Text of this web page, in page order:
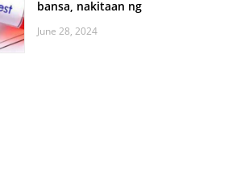
bansa, nakitaan ng
June 28, 2024